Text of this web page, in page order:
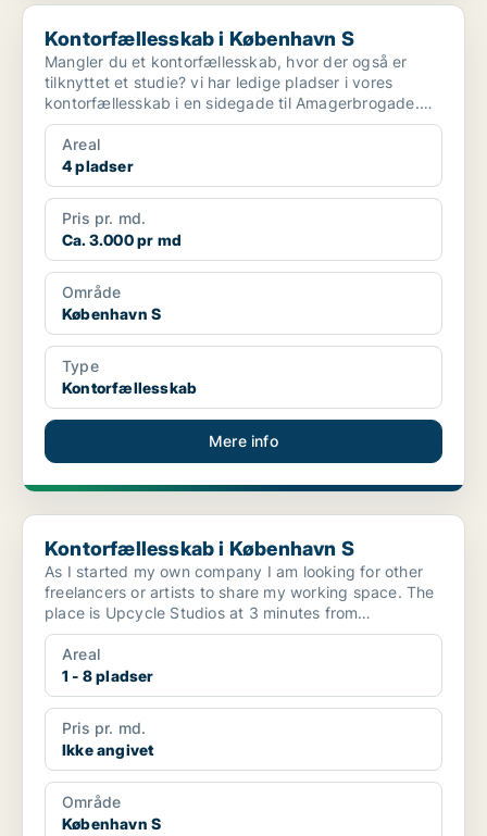
Kontorfællesskab i København S
Kontorfællesskab i København S
Mangler du et kontorfællesskab, hvor der også er
tilknyttet et studie? vi har ledige pladser i vores
kontorfællesskab i en sidegade til Amagerbrogade.
Udov...
Areal
4 pladser
Pris pr. md.
Ca. 3.000 pr md
Område
København S
Type
Kontorfællesskab
Mere info
Kontorfællesskab i København S
Kontorfællesskab i København S
As I started my own company I am looking for other
freelancers or artists to share my working space. The
place is Upcycle Studios at 3 minutes from
Vestamag...
Areal
1 - 8 pladser
Pris pr. md.
Ikke angivet
Område
København S